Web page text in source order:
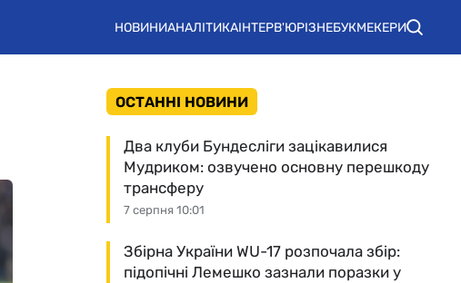
НОВИНИАНАЛІТИКАІНТЕРВ'ЮРІЗНЕБУКМЕКЕРИ
ОСТАННІ НОВИНИ
7 серпня 10:01
Два клуби Бундесліги зацікавилися
Мудриком: озвучено основну перешкоду
трансферу
Збірна України WU-17 розпочала збір:
підопічні Лемешко зазнали поразки у